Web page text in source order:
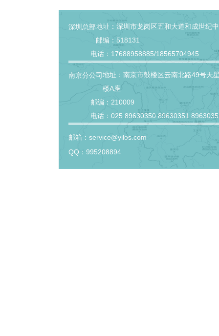
深圳总部地址：深圳市龙岗区五和大道和成世纪
邮编：518131
电话：17688958885/18565704945
南京分公司地址：南京市鼓楼区云南北路49号天
楼A座
邮编：210009
电话：025 89630350 89630351
邮箱：service@yilos.com
QQ：995208894